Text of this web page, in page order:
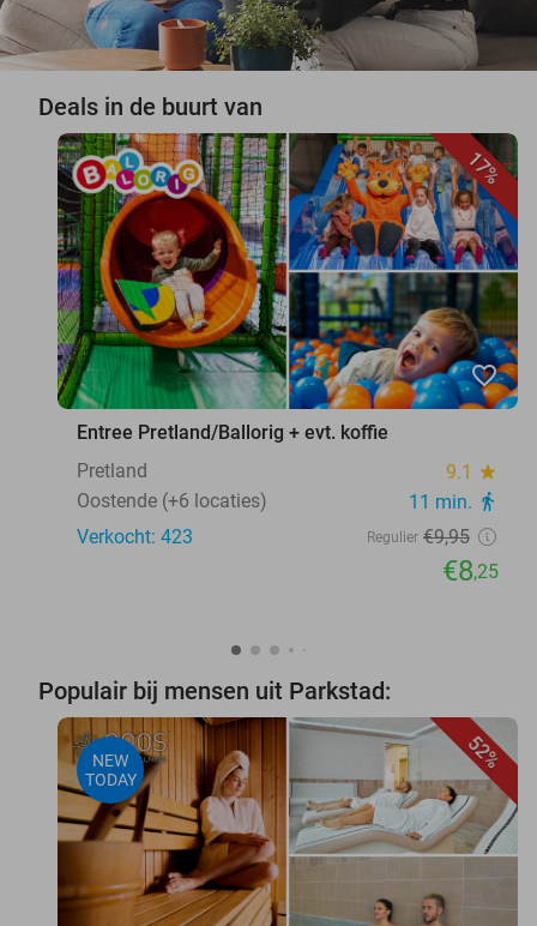
Deals in de buurt van
17%
favorite_border
Entree Pretland/Ballorig + evt. koffie
Pretland
9.1 star
Oostende (+6 locaties) 11 min. directions_walk
Verkocht: 423 Regulier €9,95
€8,25
Populair bij mensen uit Parkstad:
52%
NEW
TODAY